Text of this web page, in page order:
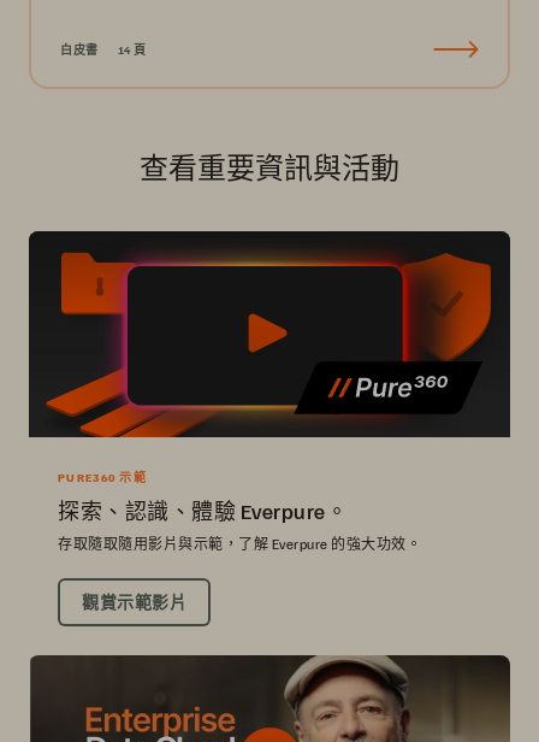
白皮書 14 頁
查看重要資訊與活動
PURE360 示範
探索、認識、體驗 Everpure。
存取隨取隨用影片與示範，了解 Everpure 的強大功效。
觀賞示範影片